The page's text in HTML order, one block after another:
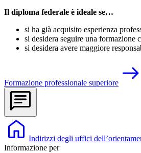
Il diploma federale è ideale se…
si ha già acquisito esperienza
si desidera seguire una formazione
si desidera avere maggiore
Formazione professionale superiore
Indirizzi degli uffici
Informazione per